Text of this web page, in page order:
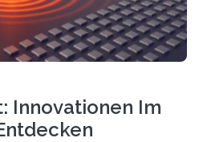
Innovationen Im